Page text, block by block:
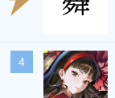
4